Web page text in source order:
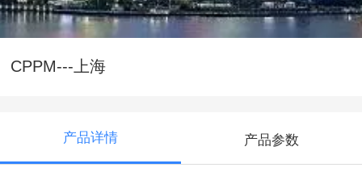
CPPM---上海
产品详情 产品参数